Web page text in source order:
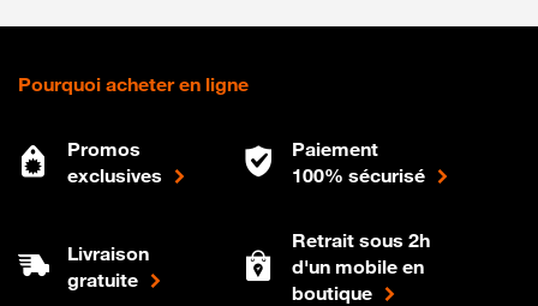
Pourquoi acheter en ligne
Promos
exclusives
Paiement
100% sécurisé
Livraison
gratuite
Retrait sous 2h
d'un mobile en
boutique